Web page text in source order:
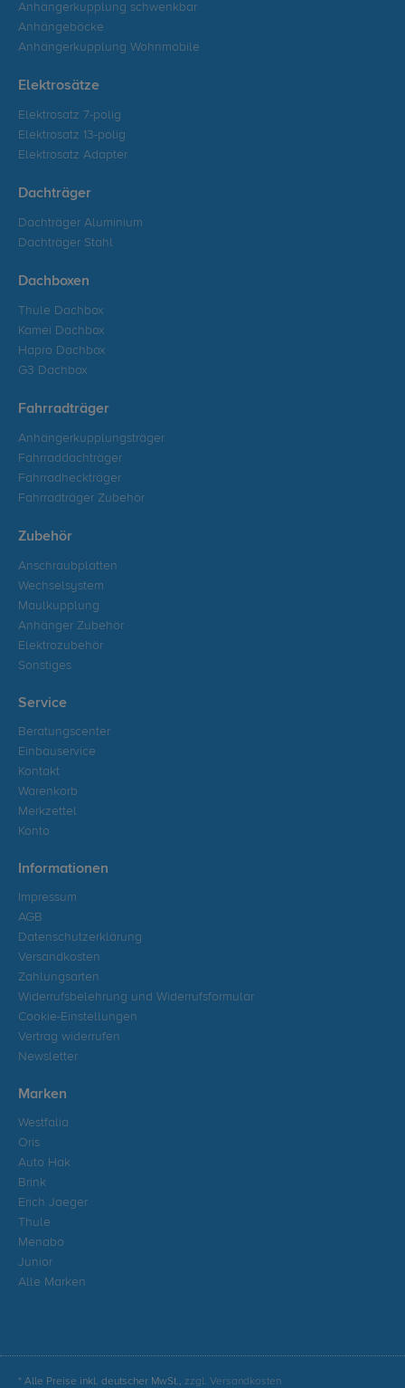
Anhängerkupplung schwenkbar
Anhängeböcke
Anhängerkupplung Wohnmobile
Elektrosätze
Elektrosatz 7-polig
Elektrosatz 13-polig
Elektrosatz Adapter
Dachträger
Dachträger Aluminium
Dachträger Stahl
Dachboxen
Thule Dachbox
Kamei Dachbox
Hapro Dachbox
G3 Dachbox
Fahrradträger
Anhängerkupplungsträger
Fahrraddachträger
Fahrradheckträger
Fahrradträger Zubehör
Zubehör
Anschraubplatten
Wechselsystem
Maulkupplung
Anhänger Zubehör
Elektrozubehör
Sonstiges
Service
Beratungscenter
Einbauservice
Kontakt
Warenkorb
Merkzettel
Konto
Informationen
Impressum
AGB
Datenschutzerklärung
Versandkosten
Zahlungsarten
Widerrufsbelehrung und Widerrufsformular
Cookie-Einstellungen
Vertrag widerrufen
Newsletter
Marken
Westfalia
Oris
Auto Hak
Brink
Erich Jaeger
Thule
Menabo
Junior
Alle Marken
* Alle Preise inkl. deutscher MwSt., zzgl. Versandkosten